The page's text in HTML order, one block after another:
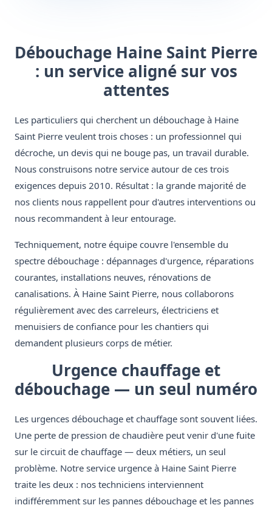
Débouchage Haine Saint Pierre
: un service aligné sur vos
attentes
Les particuliers qui cherchent un débouchage à Haine
Saint Pierre veulent trois choses : un professionnel qui
décroche, un devis qui ne bouge pas, un travail durable.
Nous construisons notre service autour de ces trois
exigences depuis 2010. Résultat : la grande majorité de
nos clients nous rappellent pour d'autres interventions ou
nous recommandent à leur entourage.
Techniquement, notre équipe couvre l'ensemble du
spectre débouchage : dépannages d'urgence, réparations
courantes, installations neuves, rénovations de
canalisations. À Haine Saint Pierre, nous collaborons
régulièrement avec des carreleurs, électriciens et
menuisiers de confiance pour les chantiers qui
demandent plusieurs corps de métier.
Urgence chauffage et
débouchage — un seul numéro
Les urgences débouchage et chauffage sont souvent liées.
Une perte de pression de chaudière peut venir d'une fuite
sur le circuit de chauffage — deux métiers, un seul
problème. Notre service urgence à Haine Saint Pierre
traite les deux : nos techniciens interviennent
indifféremment sur les pannes débouchage et les pannes